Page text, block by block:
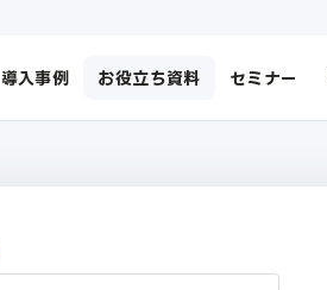
導入事例 お役立ち資料 セミナー